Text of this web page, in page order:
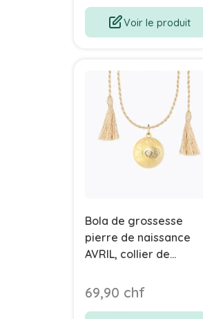
Voir le produit
Bola de grossesse
pierre de naissance
AVRIL, collier de
69,90 chf